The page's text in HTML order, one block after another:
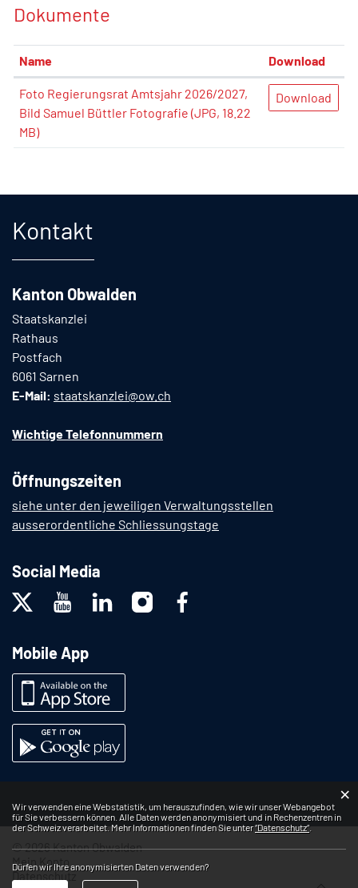
Dokumente
Name Download
Foto Regierungsrat Amtsjahr 2026/2027,
Bild Samuel Büttler Fotografie (JPG, 18.22
MB)
Download
Kontakt
Kanton Obwalden
Staatskanzlei
Rathaus
Postfach
6061 Sarnen
E-Mail: staatskanzlei@ow.ch
Wichtige Telefonnummern
Öffnungszeiten
siehe unter den jeweiligen Verwaltungsstellen
ausserordentliche Schliessungstage
Social Media
Mobile App
© 2026 Kanton Obwalden
Mein Konto
Datenschutz
Webstatistik
Wir verwenden eine Webstatistik, um herauszufinden, wie wir unser Webangebot
für Sie verbessern können. Alle Daten werden anonymisiert und in Rechenzentren in
der Schweiz verarbeitet. Mehr Informationen finden Sie unter“Datenschutz“.
Dürfen wir Ihre anonymisierten Daten verwenden?
×